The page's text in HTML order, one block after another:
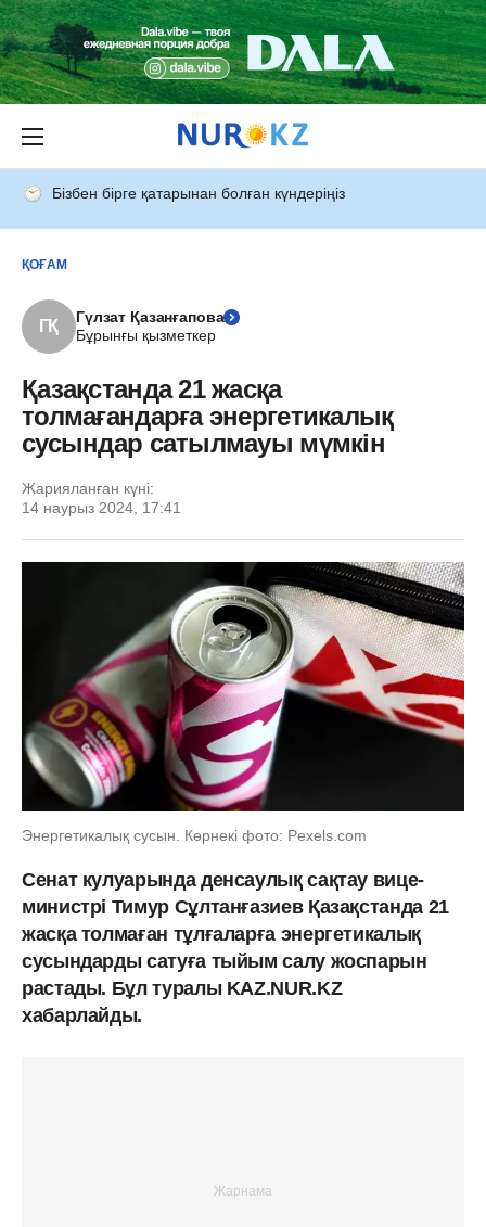
Бізбен бірге қатарынан болған күндеріңіз
ҚОҒАМ
ГҚ
Гүлзат Қазанғапова
Бұрынғы қызметкер
Қазақстанда 21 жасқа
толмағандарға энергетикалық
сусындар сатылмауы мүмкін
Жарияланған күні:
14 наурыз 2024, 17:41
Энергетикалық сусын. Көрнекі фото: Рexels.com
Сенат кулуарында денсаулық сақтау вице-
министрі Тимур Сұлтанғазиев Қазақстанда 21
жасқа толмаған тұлғаларға энергетикалық
сусындарды сатуға тыйым салу жоспарын
растады. Бұл туралы KAZ.NUR.KZ
хабарлайды.